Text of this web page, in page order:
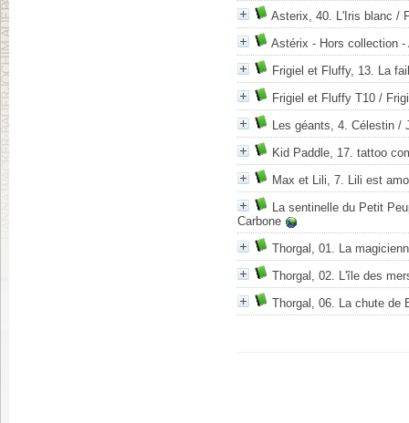
Asterix, 40. L'Iris blanc /
Astérix - Hors collection
Frigiel et Fluffy, 13. La
Frigiel et Fluffy T10 /
Les géants, 4. Célestin /
Kid Paddle, 17. tattoo
Max et Lili, 7. Lili est
La sentinelle du Petit
Carbone
Thorgal, 01. La
Thorgal, 02. L'île des
Thorgal, 06. La chute de